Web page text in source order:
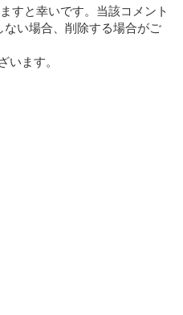
すと幸いです。当該コメント
い場合、削除する場合がご
ます。